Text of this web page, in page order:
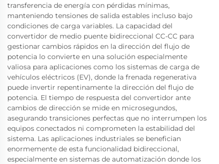
transferencia de energía con pérdidas mínimas,
manteniendo tensiones de salida estables incluso bajo
condiciones de carga variables. La capacidad del
convertidor de medio puente bidireccional CC-CC para
gestionar cambios rápidos en la dirección del flujo de
potencia lo convierte en una solución especialmente
valiosa para aplicaciones como los sistemas de carga de
vehículos eléctricos (EV), donde la frenada regenerativa
puede invertir repentinamente la dirección del flujo de
potencia. El tiempo de respuesta del convertidor ante
cambios de dirección se mide en microsegundos,
asegurando transiciones perfectas que no interrumpen los
equipos conectados ni comprometen la estabilidad del
sistema. Las aplicaciones industriales se benefician
enormemente de esta funcionalidad bidireccional,
especialmente en sistemas de automatización donde los